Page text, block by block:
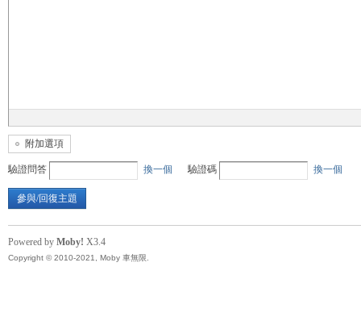
限
附加選項
驗證問答 換一個 驗證碼 換一個
參與/回復主題
Powered by Moby! X3.4
Copyright © 2010-2021, Moby 車無限.